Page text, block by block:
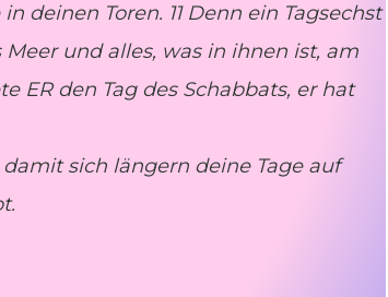
deinen Toren. 11 Denn ein Tagsechst
und alles, was in ihnen ist, am
ER den Tag des Schabbats, er hat
sich längern deine Tage auf